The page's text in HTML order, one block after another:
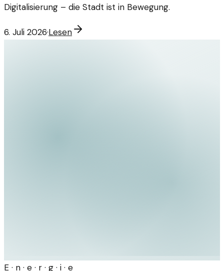
Digitalisierung – die Stadt ist in Bewegung.
6. Juli 2026·Lesen
E · n · e · r · g · i · e